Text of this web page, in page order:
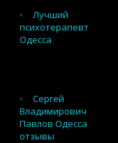
Лучший
психотерапевт
Одесса
Сергей
Владимирович
Павлов Одесса
отзывы